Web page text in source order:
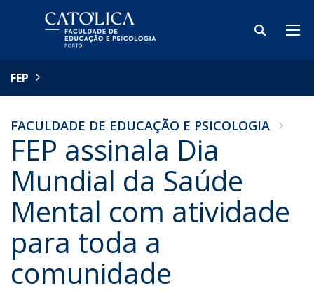
FEP
FACULDADE DE EDUCAÇÃO E PSICOLOGIA
FEP assinala Dia
Mundial da Saúde
Mental com atividade
para toda a
comunidade